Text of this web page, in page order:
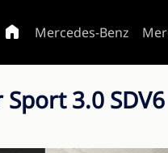
Mercedes-Benz
3.0